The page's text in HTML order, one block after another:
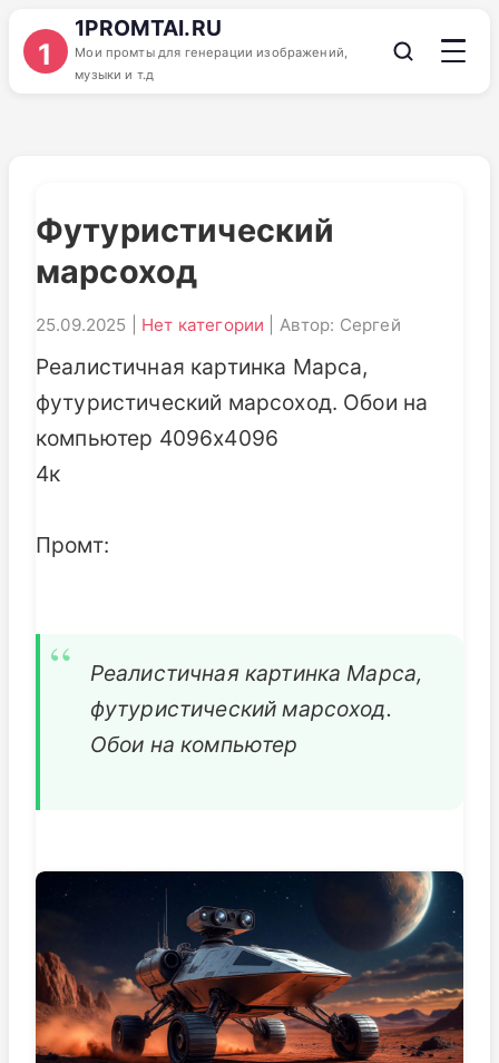
1
1PROMTAI.RU
Мои промты для генерации изображений,
музыки и т.д
Футуристический
марсоход
25.09.2025 | Нет категории | Автор: Сергей
Реалистичная картинка Марса,
футуристический марсоход. Обои на
компьютер 4096х4096
4к
Промт:
Реалистичная картинка Марса,
футуристический марсоход.
Обои на компьютер